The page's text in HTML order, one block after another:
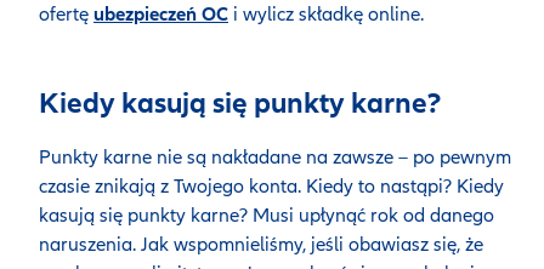
ofertę ubezpieczeń OC i wylicz składkę online.
Kiedy kasują się punkty karne?
Punkty karne nie są nakładane na zawsze – po pewnym
czasie znikają z Twojego konta. Kiedy to nastąpi? Kiedy
kasują się punkty karne? Musi upłynąć rok od danego
naruszenia. Jak wspomnieliśmy, jeśli obawiasz się, że